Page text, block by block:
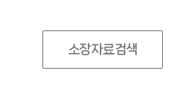
소장자료검색